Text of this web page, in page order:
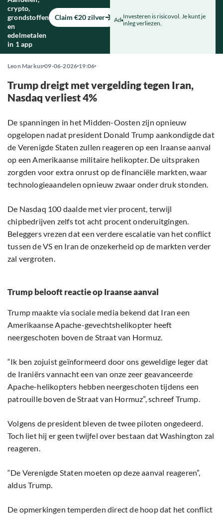
crypto,
grondstoffen
en
edelmetalen
in 1 app
Claim €20 zilver Ad Investeren is risicovol. Je kunt je
inleg verliezen.
Leon Markus 09-06-2026 19:06
Trump dreigt met vergelding tegen Iran,
Nasdaq verliest 4%
De spanningen in het Midden-Oosten zijn opnieuw
opgelopen nadat president Donald Trump aankondigde dat
de Verenigde Staten zullen reageren op een Iraanse aanval
op een Amerikaanse militaire helikopter. De uitspraken
zorgden voor extra onrust op de financiële markten, waar
technologieaandelen opnieuw zwaar onder druk stonden.
De Nasdaq 100 daalde met vier procent, terwijl
chipbedrijven zelfs tot acht procent onderuitgingen.
Beleggers vrezen dat een verdere escalatie van het conflict
tussen de VS en Iran de onzekerheid op de markten verder
zal vergroten.
Trump belooft reactie op Iraanse aanval
Trump maakte via sociale media bekend dat Iran een
Amerikaanse Apache-gevechtshelikopter heeft
neergeschoten boven de Straat van Hormuz.
“Ik ben zojuist geïnformeerd door ons geweldige leger dat
de Iraniërs vannacht een van onze zeer geavanceerde
Apache-helikopters hebben neergeschoten tijdens een
patrouille boven de Straat van Hormuz”, schreef Trump.
Volgens de president bleven de twee piloten ongedeerd.
Toch liet hij er geen twijfel over bestaan dat Washington zal
reageren.
“De Verenigde Staten moeten op deze aanval reageren”,
aldus Trump.
De opmerkingen temperden direct de hoop dat het conflict